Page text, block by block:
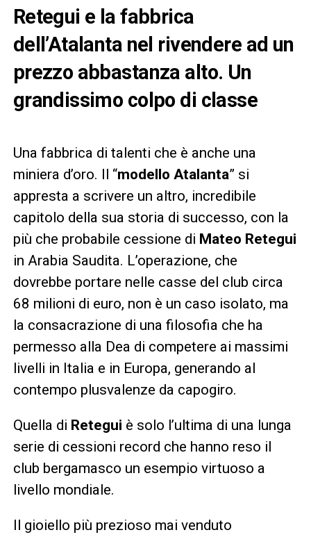
Retegui e la fabbrica
dell’Atalanta nel rivendere ad un
prezzo abbastanza alto. Un
grandissimo colpo di classe
Una fabbrica di talenti che è anche una
miniera d’oro. Il “modello Atalanta” si
appresta a scrivere un altro, incredibile
capitolo della sua storia di successo, con la
più che probabile cessione di Mateo Retegui
in Arabia Saudita. L’operazione, che
dovrebbe portare nelle casse del club circa
68 milioni di euro, non è un caso isolato, ma
la consacrazione di una filosofia che ha
permesso alla Dea di competere ai massimi
livelli in Italia e in Europa, generando al
contempo plusvalenze da capogiro.
Quella di Retegui è solo l’ultima di una lunga
serie di cessioni record che hanno reso il
club bergamasco un esempio virtuoso a
livello mondiale.
Il gioiello più prezioso mai venduto